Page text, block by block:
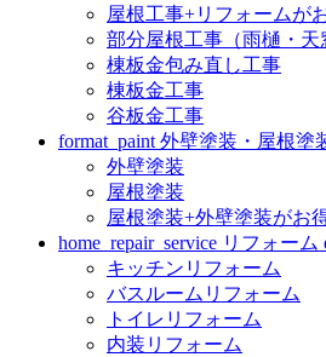
屋根工事+リフォームが
部分屋根工事（雨樋・天
棟板金包み直し工事
棟板金工事
谷板金工事
format_paint 外壁塗装・屋根塗
外壁塗装
屋根塗装
屋根塗装+外壁塗装がお
home_repair_service リフォーム
キッチンリフォーム
バスルームリフォーム
トイレリフォーム
内装リフォーム